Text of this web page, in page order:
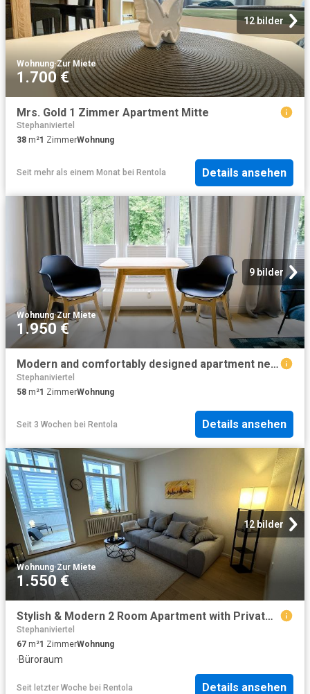
12 bilder
Wohnung·Zur Miete
1.700 €
Mrs. Gold 1 Zimmer Apartment Mitte
Stephaniviertel
38 m²1 ZimmerWohnung
Seit mehr als einem Monat bei Rentola Details ansehen
9 bilder
Wohnung·Zur Miete
1.950 €
Modern and comfortably designed apartment near the city centre, Bremen Amsterdam Apartments for Rent
Stephaniviertel
58 m²1 ZimmerWohnung
Seit 3 Wochen bei Rentola Details ansehen
12 bilder
Wohnung·Zur Miete
1.550 €
Stylish & Modern 2 Room Apartment with Private Sunroom Office in Das Viertel, Bremen, Bremen Amsterdam Apartments for Rent
Stephaniviertel
67 m²1 ZimmerWohnung
·Büroraum
Seit letzter Woche bei Rentola Details ansehen